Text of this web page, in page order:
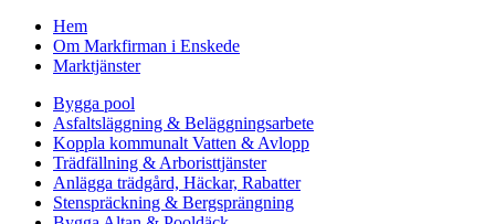
Hem
Om Markfirman i Enskede
Marktjänster
Bygga pool
Asfaltsläggning & Beläggningsarbete
Koppla kommunalt Vatten & Avlopp
Trädfällning & Arboristtjänster
Anlägga trädgård, Häckar, Rabatter
Stenspräckning & Bergsprängning